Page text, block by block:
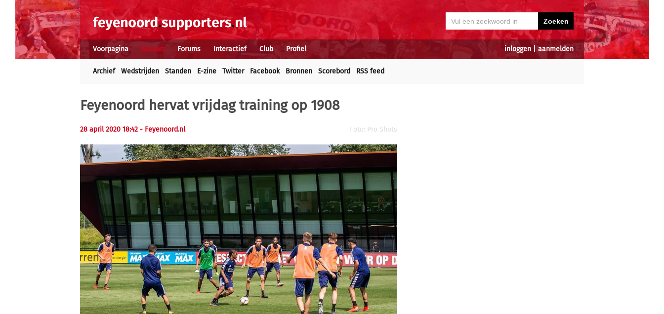
inloggen aanmelden
Voorpagina Nieuws Forums Interactief Club Profiel
Archief Wedstrijden Standen E-zine Twitter Facebook Bronnen Scorebord RSS feed
Feyenoord hervat vrijdag training op 1908
28 april 2020 18:42 - Feyenoord.nl Foto: Pro Shots